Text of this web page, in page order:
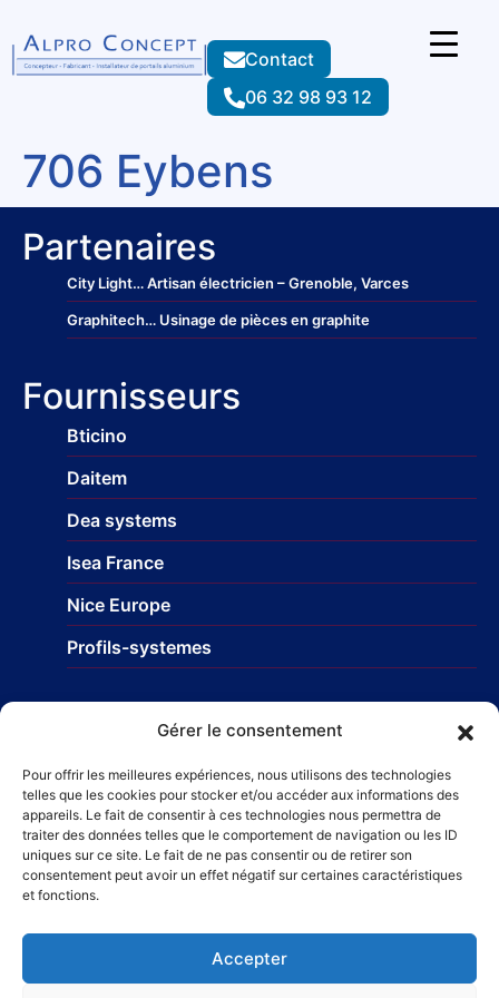
Gérer le consentement
Pour offrir les meilleures expériences, nous utilisons des technologies
telles que les cookies pour stocker et/ou accéder aux informations des
appareils. Le fait de consentir à ces technologies nous permettra de
traiter des données telles que le comportement de navigation ou les ID
uniques sur ce site. Le fait de ne pas consentir ou de retirer son
consentement peut avoir un effet négatif sur certaines caractéristiques
et fonctions.
Accepter
Contact
06 32 98 93 12
706 Eybens
Partenaires
City Light… Artisan électricien – Grenoble, Varces
Graphitech… Usinage de pièces en graphite
Fournisseurs
Bticino
Daitem
Dea systems
Isea France
Nice Europe
Profils-systemes
Taillefer Rénovation immobilière
© 2025 – Alpro Concept – Fabricant et installateur de